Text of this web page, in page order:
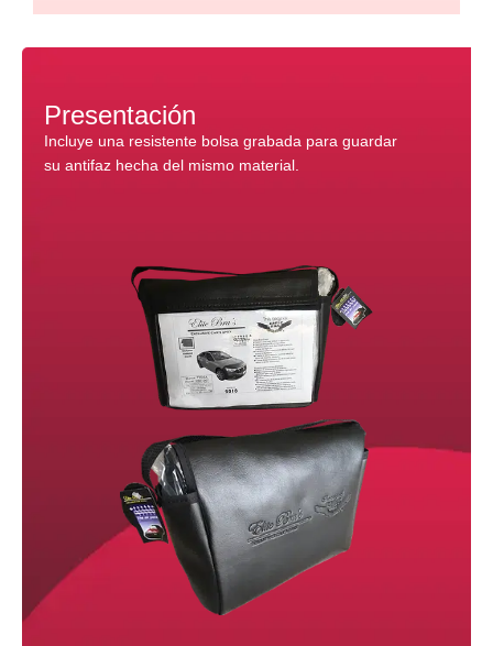
Presentación
Incluye una resistente bolsa grabada para guardar
su antifaz hecha del mismo material.